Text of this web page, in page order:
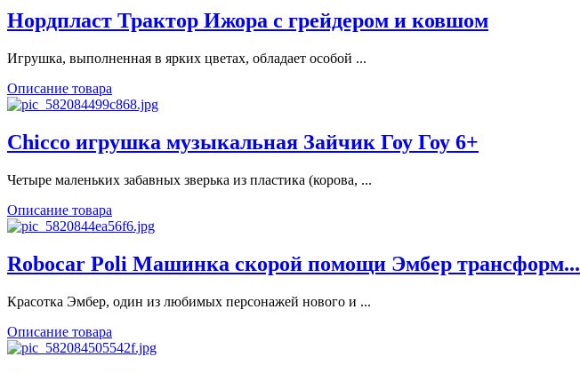
Нордпласт Трактор Ижора с грейдером и ковшом
Игрушка, выполненная в ярких цветах, обладает особой ...
Описание товара
Chicco игрушка музыкальная Зайчик Гоу Гоу 6+
Четыре маленьких забавных зверька из пластика (корова, ...
Описание товара
Robocar Poli Машинка скорой помощи Эмбер трансформ...
Красотка Эмбер, один из любимых персонажей нового и ...
Описание товара